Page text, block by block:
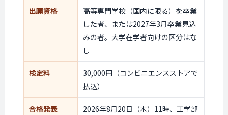
出願資格
高等専門学校（国内に限る）を卒業
した者、または2027年3月卒業見込
みの者。大学在学者向けの区分はな
し
検定料
30,000円（コンビニエンスストアで
払込）
合格発表
2026年8月20日（木）11時、工学部